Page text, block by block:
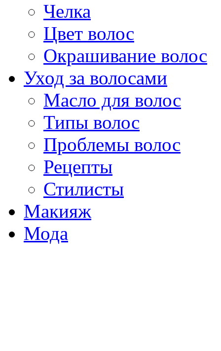
Челка
Цвет волос
Окрашивание волос
Уход за волосами
Масло для волос
Типы волос
Проблемы волос
Рецепты
Стилисты
Макияж
Мода